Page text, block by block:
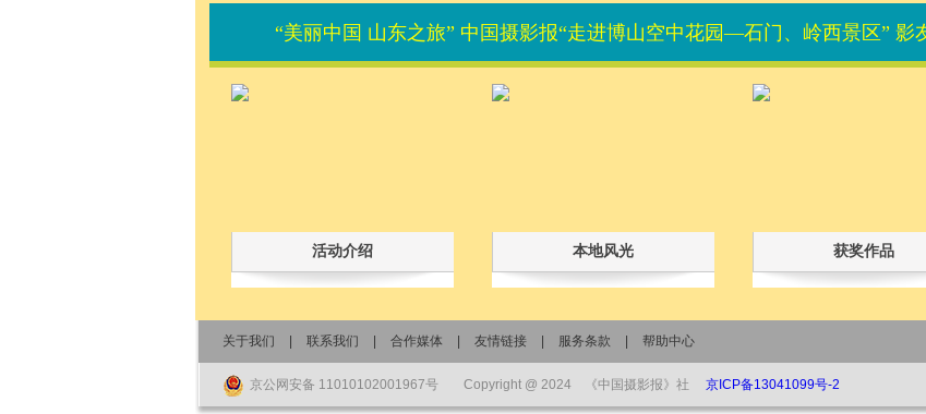
“美丽中国 山东之旅” 中国摄影报“走进博山空中花园—石门、岭西景区” 影
活动介绍 本地风光 获奖作品
关于我们 联系我们 合作媒体 友情链接 服务条款 帮助中心
京公网安备 11010102001967号 Copyright @ 2024 《中国摄影报》社 京ICP备13041099号-2